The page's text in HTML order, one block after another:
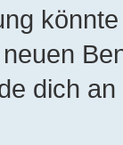
dich